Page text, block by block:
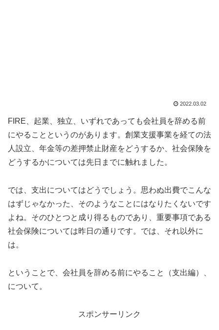
2022.03.02
FIRE、起業、独立、いずれであっても会社員を辞める前
にやることというのがあります。創業支援事業を経ての法
人設立、年金等の差押禁止財産をどうするか、社会保険を
どうするかについては先日までに触れました。
では、支出についてはどうでしょう。思わぬ出費でこんな
はずじゃなかった、そのようなことにはなりたくないです
よね。そのひとつと成り得るものであり、重要事項である
社会保険については昨日の通りです。では、それ以外に
は。
ということで、会社員を辞める前にやること（支出編）、
について。
スポンサーリンク